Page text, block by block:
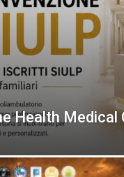
Health Medical